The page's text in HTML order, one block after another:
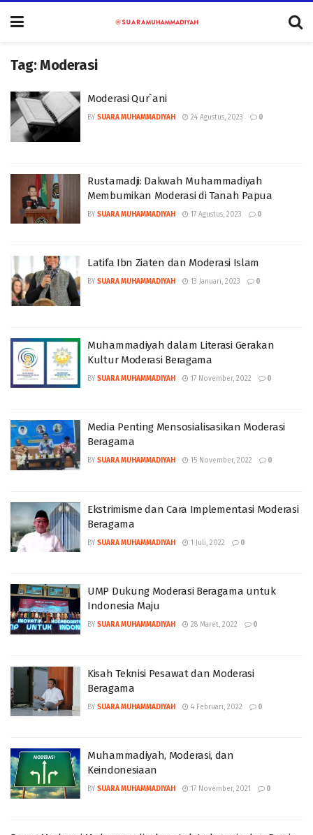
Tag:Moderasi
Moderasi Qur`ani
BY SUARA MUHAMMADIYAH 24 Agustus, 2023 0
Rustamadji: Dakwah Muhammadiyah
Membumikan Moderasi di Tanah Papua
BY SUARA MUHAMMADIYAH 17 Agustus, 2023 0
Latifa Ibn Ziaten dan Moderasi Islam
BY SUARA MUHAMMADIYAH 13 Januari, 2023 0
Muhammadiyah dalam Literasi Gerakan
Kultur Moderasi Beragama
BY SUARA MUHAMMADIYAH 17 November, 2022 0
Media Penting Mensosialisasikan Moderasi
Beragama
BY SUARA MUHAMMADIYAH 15 November, 2022 0
Ekstrimisme dan Cara Implementasi Moderasi
Beragama
BY SUARA MUHAMMADIYAH 1 Juli, 2022 0
UMP Dukung Moderasi Beragama untuk
Indonesia Maju
BY SUARA MUHAMMADIYAH 28 Maret, 2022 0
Kisah Teknisi Pesawat dan Moderasi
Beragama
BY SUARA MUHAMMADIYAH 4 Februari, 2022 0
Muhammadiyah, Moderasi, dan
Keindonesiaan
BY SUARA MUHAMMADIYAH 17 November, 2021 0